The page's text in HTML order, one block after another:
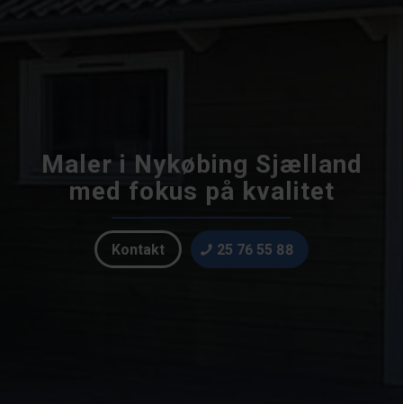
Maler i Nykøbing Sjælland
med fokus på kvalitet
Kontakt 25 76 55 88